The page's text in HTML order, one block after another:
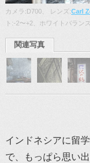
カメラ:D700、 レンズ:Carl
ト:-2〜+2、ホワイトバラン
関連写真
インドネシアに留
で、もっぱら思い